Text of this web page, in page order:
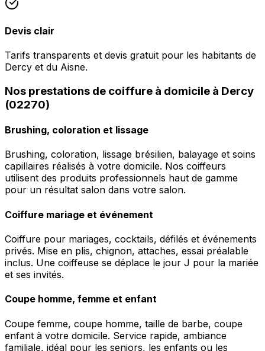
Devis clair
Tarifs transparents et devis gratuit pour les habitants de
Dercy et du Aisne.
Nos prestations de coiffure à domicile à Dercy
(02270)
Brushing, coloration et lissage
Brushing, coloration, lissage brésilien, balayage et soins
capillaires réalisés à votre domicile. Nos coiffeurs
utilisent des produits professionnels haut de gamme
pour un résultat salon dans votre salon.
Coiffure mariage et événement
Coiffure pour mariages, cocktails, défilés et événements
privés. Mise en plis, chignon, attaches, essai préalable
inclus. Une coiffeuse se déplace le jour J pour la mariée
et ses invités.
Coupe homme, femme et enfant
Coupe femme, coupe homme, taille de barbe, coupe
enfant à votre domicile. Service rapide, ambiance
familiale, idéal pour les seniors, les enfants ou les